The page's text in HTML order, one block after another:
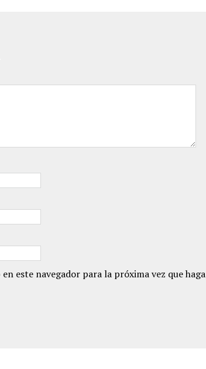
este navegador para la próxima vez que haga